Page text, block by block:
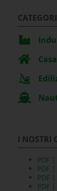
Casa
I NOSTRI
PDF
PDF
PDF
PDF